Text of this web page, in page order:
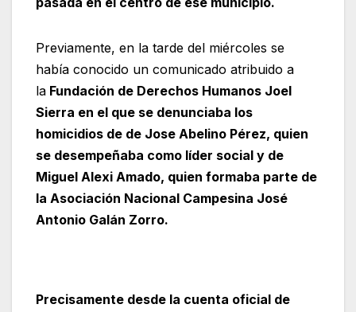
Previamente, en la tarde del miércoles se
había conocido un comunicado atribuido a
la Fundación de Derechos Humanos Joel
Sierra en el que se denunciaba los
homicidios de de Jose Abelino Pérez, quien
se desempeñaba como líder social y de
Miguel Alexi Amado, quien formaba parte de
la Asociación Nacional Campesina José
Antonio Galán Zorro.
Precisamente desde la cuenta oficial de